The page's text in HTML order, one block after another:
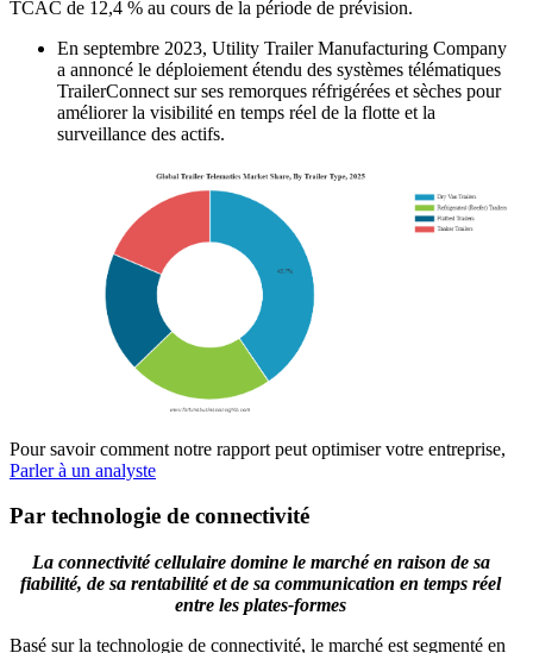
TCAC de 12,4 % au cours de la période de prévision.
En septembre 2023, Utility Trailer Manufacturing Company
a annoncé le déploiement étendu des systèmes télématiques
TrailerConnect sur ses remorques réfrigérées et sèches pour
améliorer la visibilité en temps réel de la flotte et la
surveillance des actifs.
Pour savoir comment notre rapport peut optimiser votre entreprise,
Parler à un analyste
Par technologie de connectivité
La connectivité cellulaire domine le marché en raison de sa
fiabilité, de sa rentabilité et de sa communication en temps réel
entre les plates-formes
Basé sur la technologie de connectivité, le marché est segmenté en